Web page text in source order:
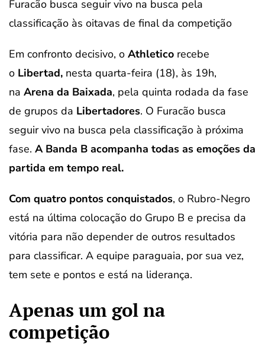
Furacão busca seguir vivo na busca pela
classificação às oitavas de final da competição
Em confronto decisivo, o Athletico recebe
o Libertad, nesta quarta-feira (18), às 19h,
na Arena da Baixada, pela quinta rodada da fase
de grupos da Libertadores. O Furacão busca
seguir vivo na busca pela classificação à próxima
fase. A Banda B acompanha todas as emoções da
partida em tempo real.
Com quatro pontos conquistados, o Rubro-Negro
está na última colocação do Grupo B e precisa da
vitória para não depender de outros resultados
para classificar. A equipe paraguaia, por sua vez,
tem sete e pontos e está na liderança.
Apenas um gol na
competição